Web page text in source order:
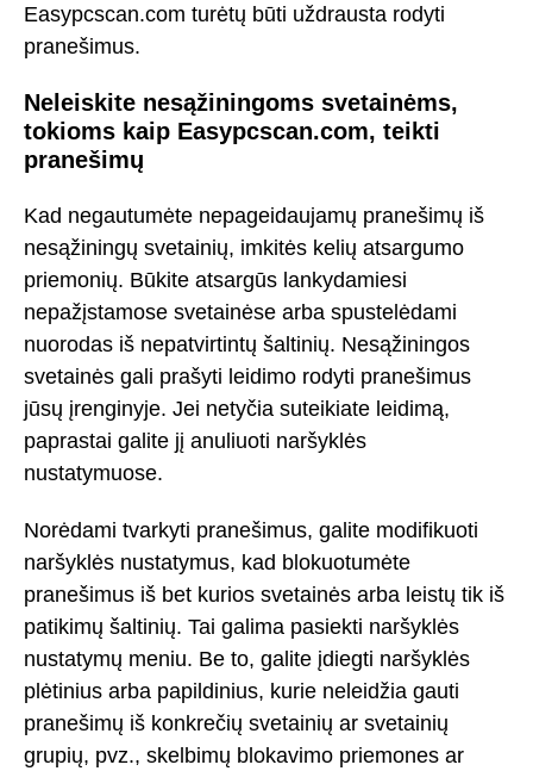
Easypcscan.com turėtų būti uždrausta rodyti
pranešimus.
Neleiskite nesąžiningoms svetainėms,
tokioms kaip Easypcscan.com, teikti
pranešimų
Kad negautumėte nepageidaujamų pranešimų iš
nesąžiningų svetainių, imkitės kelių atsargumo
priemonių. Būkite atsargūs lankydamiesi
nepažįstamose svetainėse arba spustelėdami
nuorodas iš nepatvirtintų šaltinių. Nesąžiningos
svetainės gali prašyti leidimo rodyti pranešimus
jūsų įrenginyje. Jei netyčia suteikiate leidimą,
paprastai galite jį anuliuoti naršyklės
nustatymuose.
Norėdami tvarkyti pranešimus, galite modifikuoti
naršyklės nustatymus, kad blokuotumėte
pranešimus iš bet kurios svetainės arba leistų tik iš
patikimų šaltinių. Tai galima pasiekti naršyklės
nustatymų meniu. Be to, galite įdiegti naršyklės
plėtinius arba papildinius, kurie neleidžia gauti
pranešimų iš konkrečių svetainių ar svetainių
grupių, pvz., skelbimų blokavimo priemones ar